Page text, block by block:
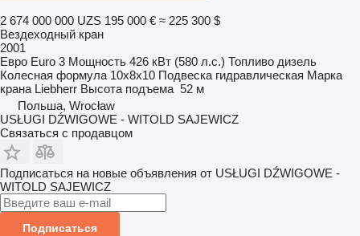
2 674 000 000 UZS 195 000 € ≈ 225 300 $
Вездеходный кран
2001
Евро Euro 3 Мощность 426 кВт (580 л.с.) Топливо дизель
Колесная формула 10x8x10 Подвеска гидравлическая Марка
крана Liebherr Высота подъема 52 м
Польша, Wrocław
USŁUGI DŹWIGOWE - WITOLD SAJEWICZ
Связаться с продавцом
Подписаться на новые объявления от USŁUGI DŹWIGOWE -
WITOLD SAJEWICZ
Подписаться